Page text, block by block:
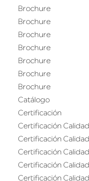
Brochure
Brochure
Brochure
Brochure
Brochure
Brochure
Brochure
Catálogo
Certificación
Certificación Calidad
Certificación Calidad
Certificación Calidad
Certificación Calidad
Certificación Calidad